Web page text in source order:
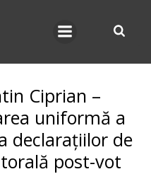
Ciprian –
uniformă a
declarațiilor de
post-vot